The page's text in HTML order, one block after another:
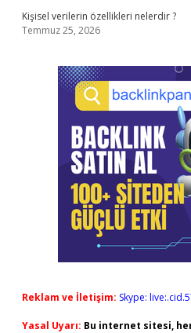
Kişisel verilerin özellikleri nelerdir ?
Temmuz 25, 2026
Reklam ve İletişim: Skype:
Yasal Uyarı: Bu internet sitesi,